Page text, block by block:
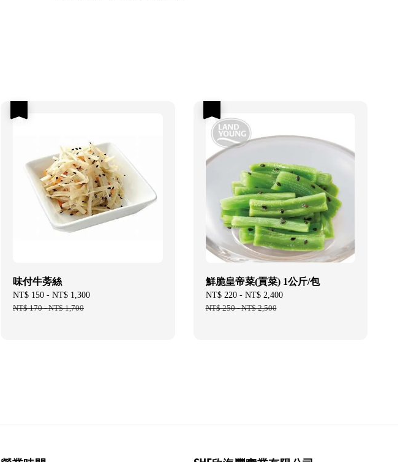
味付牛蒡絲
Sale
price
NT$ 150 - NT$ 1,300
NT$ 170-NT$ 1,700
鮮脆皇帝菜(貢菜) 1公斤/包
Sale
price
NT$ 220- NT$ 2,400
NT$ 250-NT$ 2,500